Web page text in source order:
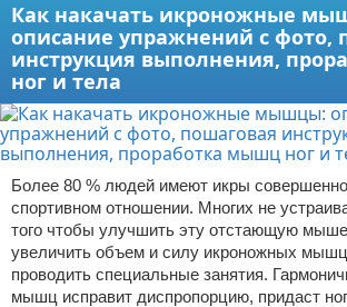
Как накачать икроножные
описание упражнений с фото,
инструкция выполнения,
ног и тела
Более 80 % людей имеют икры
спортивном отношении. Многих не
того чтобы улучшить эту отстающую
увеличить объем и силу икроножных
проводить специальные занятия.
мышц исправит диспропорцию, придаст